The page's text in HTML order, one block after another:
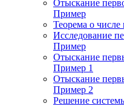
Отыскание
Пример
Теорема о
Исследование
Пример
Отыскание
Пример 1
Отыскание
Пример 2
Решение